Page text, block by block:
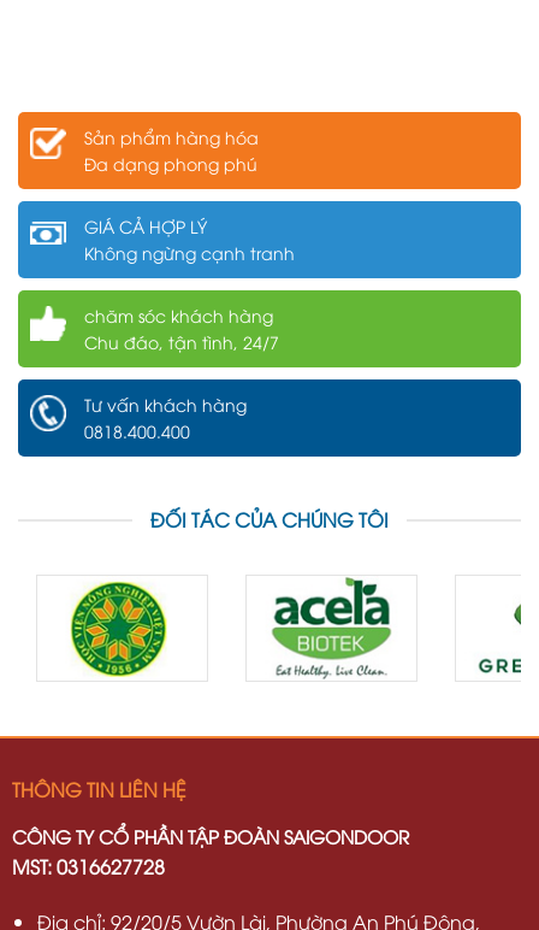
Sản phẩm hàng hóa
Đa dạng phong phú
GIÁ CẢ HỢP LÝ
Không ngừng cạnh tranh
chăm sóc khách hàng
Chu đáo, tận tình, 24/7
Tư vấn khách hàng
0818.400.400
ĐỐI TÁC CỦA CHÚNG TÔI
THÔNG TIN LIÊN HỆ
CÔNG TY CỔ PHẦN TẬP ĐOÀN SAIGONDOOR
MST: 0316627728
Địa chỉ: 92/20/5 Vườn Lài, Phường An Phú Đông,